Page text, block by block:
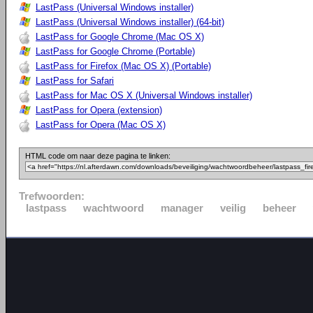
LastPass (Universal Windows installer)
LastPass (Universal Windows installer) (64-bit)
LastPass for Google Chrome (Mac OS X)
LastPass for Google Chrome (Portable)
LastPass for Firefox (Mac OS X) (Portable)
LastPass for Safari
LastPass for Mac OS X (Universal Windows installer)
LastPass for Opera (extension)
LastPass for Opera (Mac OS X)
HTML code om naar deze pagina te linken:
Trefwoorden:
lastpass
wachtwoord manager veilig beheer